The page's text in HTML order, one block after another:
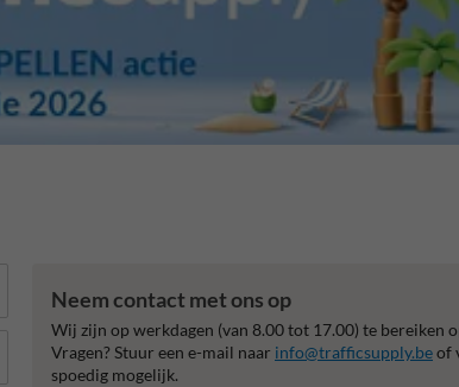
Neem contact met ons op
Wij zijn op werkdagen (van 8.00 tot 17.00) te bereiken
Vragen? Stuur een e-mail naar info@trafficsupply.beof
spoedig mogelijk.